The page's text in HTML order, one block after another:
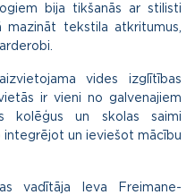
bija tikšanās ar stilisti
mazināt tekstila atkritumus,
vides izglītības
ir vieni no galvenajiem
kolēģus un skolas saimi
un ieviešot mācību
vadītāja Ieva Freimane-